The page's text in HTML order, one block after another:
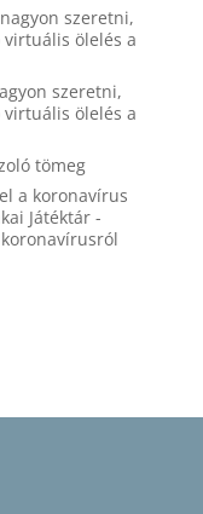
szeretni,
ölelés a
szeretni,
ölelés a
tömeg
a koronavírus
Játéktár-